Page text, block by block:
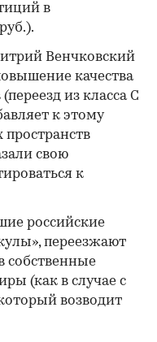
в
Венчковский
качества
из класса C
к этому
свою
к
российские
переезжают
собственные
(как в случае с
возводит